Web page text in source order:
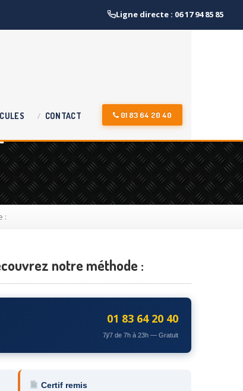
Ligne directe : 06 17 94 85 85
CONTACT 01 83 64 20 40
:
notre méthode :
01 83 64 20 40
7j/7 de 7h à 23h — Gratuit
Certif remis